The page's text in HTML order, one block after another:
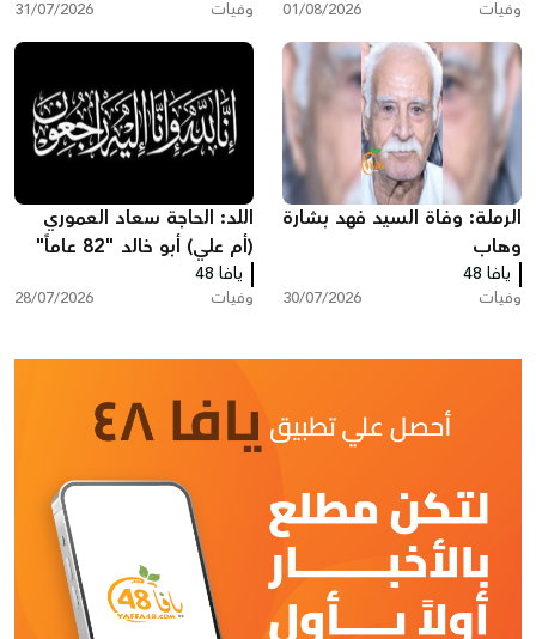
وفيات 01/08/2026 وفيات 31/07/2026
الرملة: وفاة السيد فهد بشارة
وهاب
يافا 48
وفيات 30/07/2026
اللد: الحاجة سعاد العموري
(أم علي) أبو خالد "82 عاماً"
في ذمّة الله
يافا 48
وفيات 28/07/2026